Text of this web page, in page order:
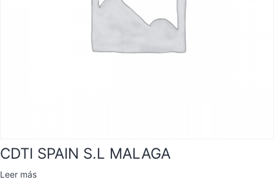
CDTI SPAIN S.L MALAGA
Leer más